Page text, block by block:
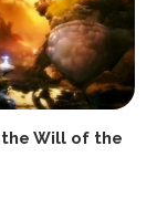
the Will of the